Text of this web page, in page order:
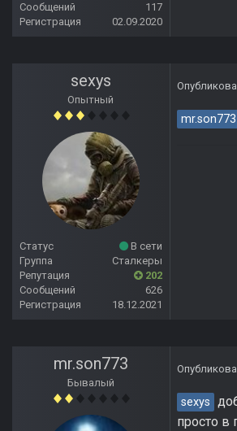
Сообщений
117
Регистрация
02.09.2020
sexys
Опытный
Статус
В сети
Группа
Сталкеры
Репутация
202
Сообщений
626
Регистрация
18.12.2021
mr.son773
mr.son773
Бывалый
sexys
просто в